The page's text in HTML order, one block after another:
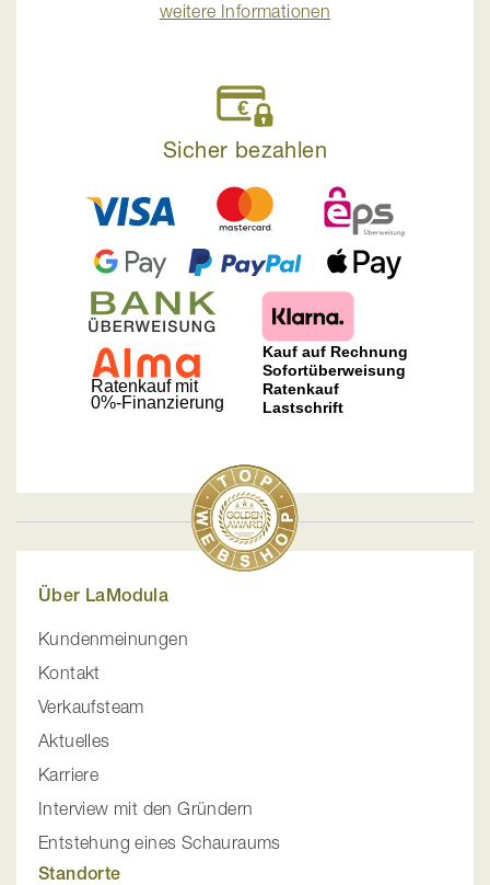
weitere Informationen
Sicher bezahlen
Über LaModula
Kundenmeinungen
Kontakt
Verkaufsteam
Aktuelles
Karriere
Interview mit den Gründern
Entstehung eines Schauraums
Standorte